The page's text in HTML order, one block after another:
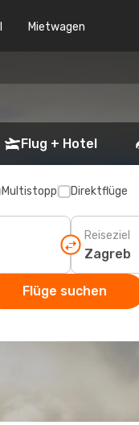
Mietwagen
Flug + Hotel
Multistopp Direktflüge
Reiseziel
Flüge suchen